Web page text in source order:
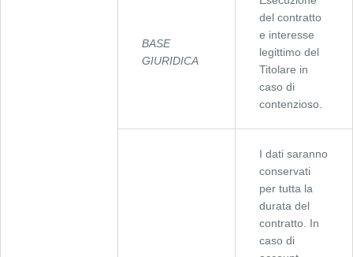
BASE
GIURIDICA
del contratto
e interesse
legittimo del
Titolare in
caso di
contenzioso.
I dati saranno
conservati
per tutta la
durata del
contratto. In
caso di